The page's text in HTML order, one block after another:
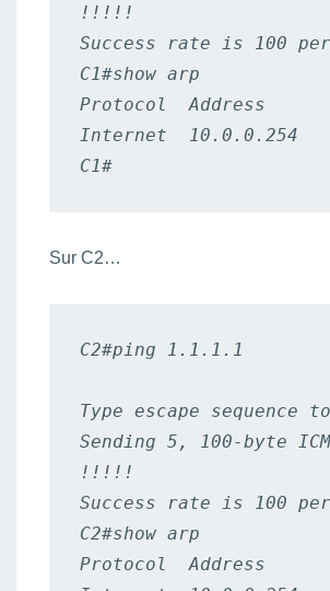
!!!!!
Success rate is 100
C1#show arp
Protocol  Address
Internet
C1#
Sur C2…
C2#ping 1.1.1.1
Type escape sequence
Sending 5, 100-byte
!!!!!
Success rate is 100
C2#show arp
Protocol  Address